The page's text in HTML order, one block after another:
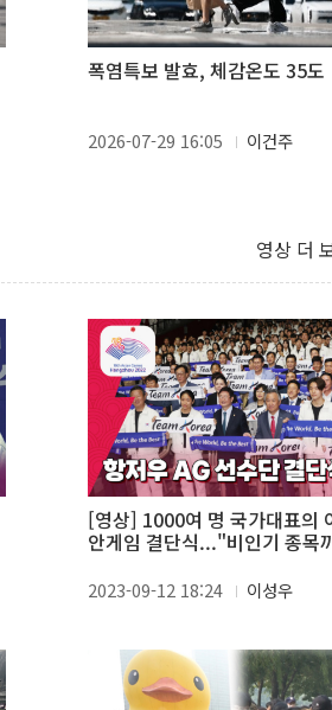
폭염특보 발효, 체감온도 35도
2026-07-29 16:05 이건주
영상 더
[영상] 1000여 명 국가대표의
안게임 결단식..."비인기 종목
2023-09-12 18:24 이성우